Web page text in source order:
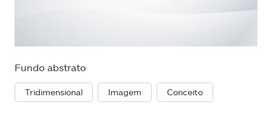
Fundo abstrato
Tridimensional Imagem Conceito